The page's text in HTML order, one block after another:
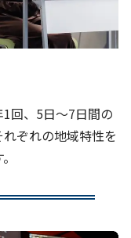
回、5日〜7日間の
ぞれの地域特性を